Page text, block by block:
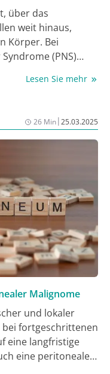
über das
weit hinaus,
Körper. Bei
(PNS)
verstehen.
Lesen Sie mehr
26 Min|25.03.2025
Malignome
und lokaler
fortgeschrittenen
eine langfristige
eine peritoneale